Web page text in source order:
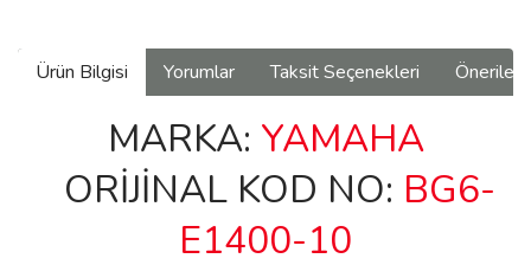
Ürün Bilgisi Yorumlar Taksit Seçenekleri
MARKA: YAMAHA
ORİJİNAL KOD NO: BG6-
E1400-10